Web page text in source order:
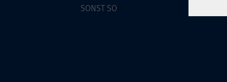
SONST SO